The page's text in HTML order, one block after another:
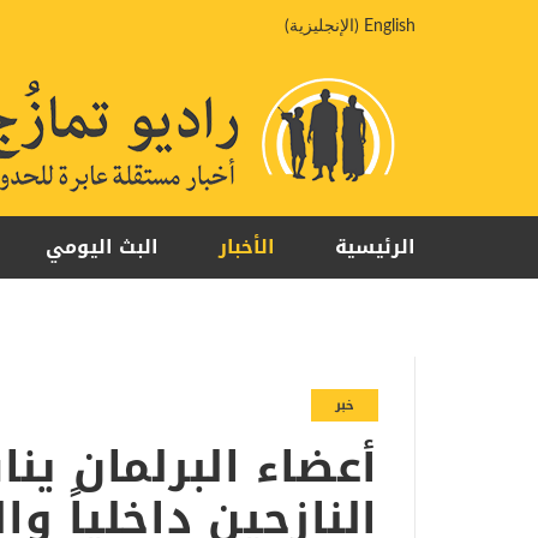
English
( الإنجليزية)
الرئيسية الأخبار البث اليومي
خبر
أعضاء البرلمان
النازحين داخلياً